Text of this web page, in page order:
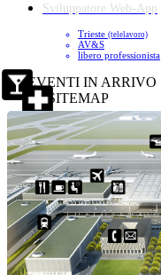
Sviluppatore Web-App
Trieste (telelavoro)
AV&S
libero professionista
EVENTI IN ARRIVO
SITEMAP